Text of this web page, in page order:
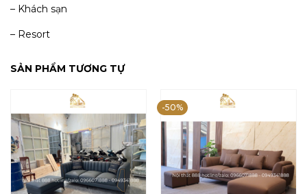
– Khách sạn
– Resort
SẢN PHẨM TƯƠNG TỰ
-50%